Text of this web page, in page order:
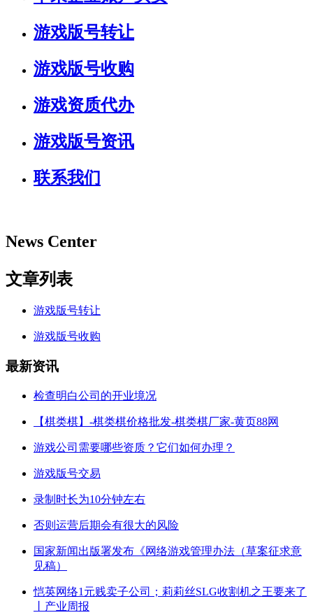
游戏版号转让
游戏版号收购
游戏资质代办
游戏版号资讯
联系我们
News Center
文章列表
游戏版号转让
游戏版号收购
最新资讯
检查明白公司的开业境况
【棋类棋】-棋类棋价格批发-棋类棋厂家-黄页88网
游戏公司需要哪些资质？它们如何办理？
游戏版号交易
录制时长为10分钟左右
否则运营后期会有很大的风险
国家新闻出版署发布《网络游戏管理办法（草案征求意
见稿）
恺英网络1元贱卖子公司；莉莉丝SLG收割机之王要来了
丨产业周报